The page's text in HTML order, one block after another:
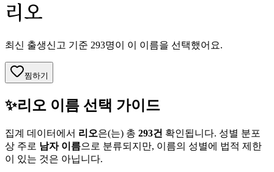
리오
최신 출생신고 기준 293명이 이 이름을 선택했어요.
찜하기
✨리오 이름 선택 가이드
집계 데이터에서 리오은(는) 총 293건 확인됩니다. 성별 분포
상 주로 남자이름으로 분류되지만, 이름의 성별에 법적 제한
이 있는 것은 아닙니다.